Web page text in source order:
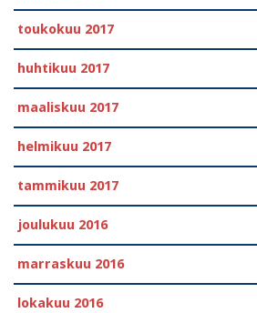
toukokuu 2017
huhtikuu 2017
maaliskuu 2017
helmikuu 2017
tammikuu 2017
joulukuu 2016
marraskuu 2016
lokakuu 2016